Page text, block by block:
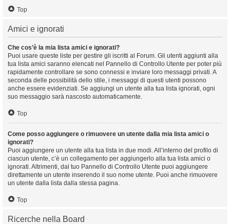
Top
Amici e ignorati
Che cos’è la mia lista amici e ignorati?
Puoi usare queste liste per gestire gli iscritti al Forum. Gli utenti aggiunti alla
tua lista amici saranno elencati nel Pannello di Controllo Utente per poter più
rapidamente controllare se sono connessi e inviare loro messaggi privati. A
seconda delle possibilità dello stile, i messaggi di questi utenti possono
anche essere evidenziati. Se aggiungi un utente alla tua lista ignorati, ogni
suo messaggio sarà nascosto automaticamente.
Top
Come posso aggiungere o rimuovere un utente dalla mia lista amici o
ignorati?
Puoi aggiungere un utente alla tua lista in due modi. All’interno del profilo di
ciascun utente, c’è un collegamento per aggiungerlo alla tua lista amici o
ignorati. Altrimenti, dal tuo Pannello di Controllo Utente puoi aggiungere
direttamente un utente inserendo il suo nome utente. Puoi anche rimuovere
un utente dalla lista dalla stessa pagina.
Top
Ricerche nella Board